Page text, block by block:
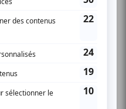
preuves. DJ et producer,
coups de basse dans des
connaît le hip hop et le
gangstress a sorti son
cet hiver. Chaleur, reggae
hip hop Sans Pression